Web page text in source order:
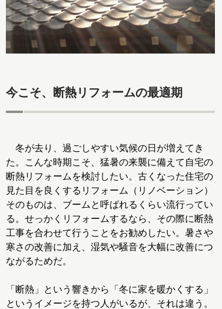
今こそ、断熱リフォームの最適期
冬が去り、過ごしやすい気候の日が増えてき
た。こんな時期こそ、猛暑の来襲に備えて自宅の
断熱リフォームを検討したい。古くなった住宅の
見た目を良くするリフォーム（リノベーション）
そのものは、ブームと呼ばれるくらい流行ってい
る。せっかくリフォームするなら、その際に断熱
工事を合わせて行うことをお勧めしたい。暑さや
寒さの改善に加え、湿気や騒音を大幅に改善につ
ながるためだ。
「断熱」という響きから「冬に家を暖かくする」
というイメージを持つ人がいるが、それは違う。